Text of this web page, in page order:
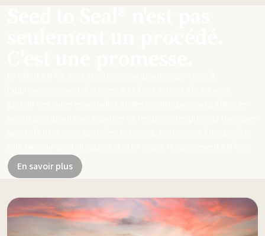
Seed to Seal® n'est pas
En savoir plus